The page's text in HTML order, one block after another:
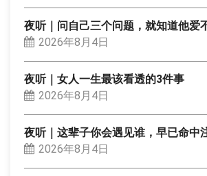
夜听｜问自己三个问题，就知道他爱
2026年8月4日
夜听｜女人一生最该看透的3件事
2026年8月4日
夜听｜这辈子你会遇见谁，早已命中
2026年8月4日